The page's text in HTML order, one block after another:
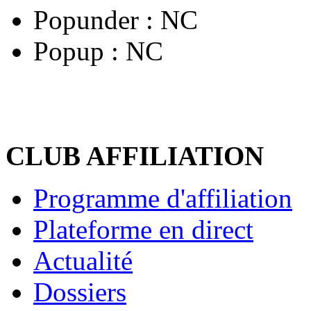
Popunder : NC
Popup : NC
CLUB AFFILIATION
Programme d'affiliation
Plateforme en direct
Actualité
Dossiers